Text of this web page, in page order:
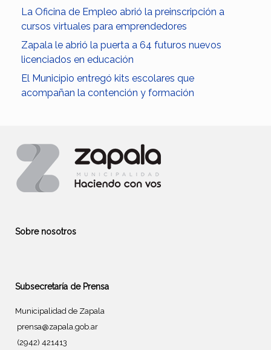
La Oficina de Empleo abrió la preinscripción a
cursos virtuales para emprendedores
Zapala le abrió la puerta a 64 futuros nuevos
licenciados en educación
El Municipio entregó kits escolares que
acompañan la contención y formación
Sobre nosotros
Subsecretaría de Prensa
Municipalidad de Zapala
prensa@zapala.gob.ar
(2942) 421413